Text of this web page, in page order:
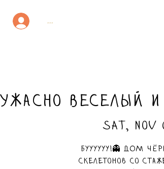
...
Ужасно веселый
Sat, Nov
Буууууу!👻 ДОМ
скелетонов со